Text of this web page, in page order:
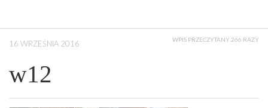
16 WRZEŚNIA 2016 WPIS PRZECZYTANY 266 RAZY
w12